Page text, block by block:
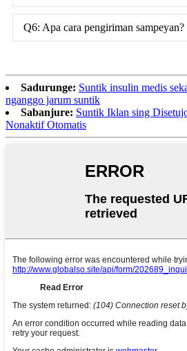
Q6: Apa cara pengiriman sampeyan?
Sadurunge: Suntik insulin medis
nganggo jarum suntik
Sabanjure: Suntik Iklan sing
Nonaktif Otomatis